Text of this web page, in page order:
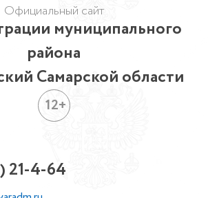
Официальный сайт
муниципального
района
Самарской области
12+
21-4-64